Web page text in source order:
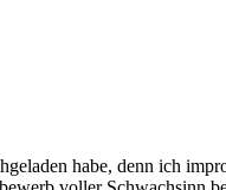
habe, denn ich